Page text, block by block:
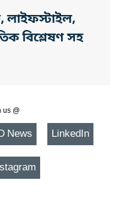
লাইফস্টাইল,
বিশ্লেষণ সহ
us @
News LinkedIn